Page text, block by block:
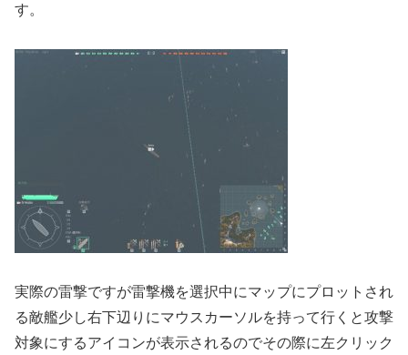
す。
実際の雷撃ですが雷撃機を選択中にマップにプロットされ
る敵艦少し右下辺りにマウスカーソルを持って行くと攻撃
対象にするアイコンが表示されるのでその際に左クリック